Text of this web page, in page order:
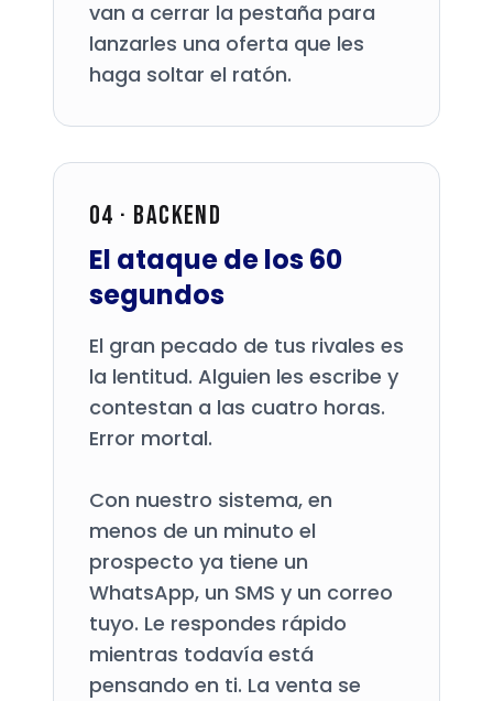
van a cerrar la pestaña para
lanzarles una oferta que les
haga soltar el ratón.
04 · Backend
El ataque de los 60
segundos
El gran pecado de tus rivales es
la lentitud. Alguien les escribe y
contestan a las cuatro horas.
Error mortal.
Con nuestro sistema, en
menos de un minuto el
prospecto ya tiene un
WhatsApp, un SMS y un correo
tuyo. Le respondes rápido
mientras todavía está
pensando en ti. La venta se